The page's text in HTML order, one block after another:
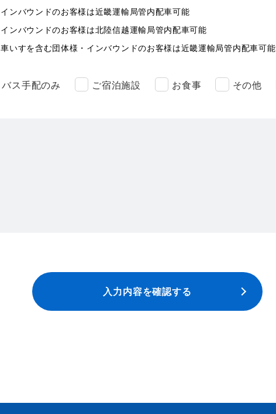
インバウンドのお客様は近畿運輸局管内配車可能
インバウンドのお客様は北陸信越運輸局管内配車可能
車いすを含む団体様・インバウンドのお客様は近畿運輸局管内配車可能
バス手配のみ ご宿泊施設 お食事 その他
入力内容を確認する